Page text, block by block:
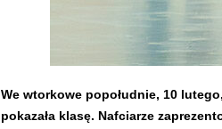
We wtorkowe popołudnie, 10
pokazała klasę. Nafciarze